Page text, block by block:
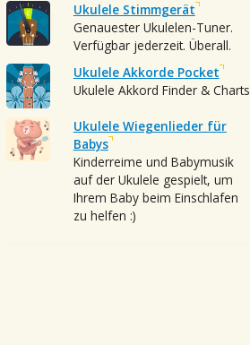
Ukulele Stimmgerät
Genauester Ukulelen-Tuner.
Verfügbar jederzeit. Überall.
Ukulele Akkorde Pocket
Ukulele Akkord Finder & Charts
Ukulele Wiegenlieder für
Babys
Kinderreime und Babymusik
auf der Ukulele gespielt, um
Ihrem Baby beim Einschlafen
zu helfen :)